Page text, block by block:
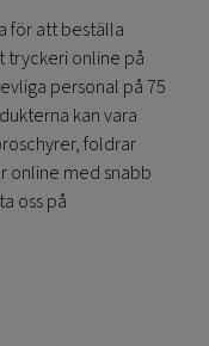
för att beställa
tryckeri online på
personal på 75
kan vara
foldrar
online med snabb
oss på